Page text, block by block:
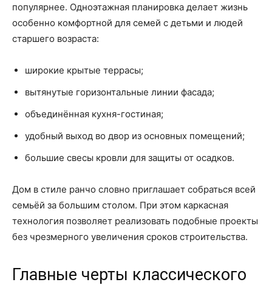
популярнее. Одноэтажная планировка делает жизнь
особенно комфортной для семей с детьми и людей
старшего возраста:
широкие крытые террасы;
вытянутые горизонтальные линии фасада;
объединённая кухня-гостиная;
удобный выход во двор из основных помещений;
большие свесы кровли для защиты от осадков.
Дом в стиле ранчо словно приглашает собраться всей
семьёй за большим столом. При этом каркасная
технология позволяет реализовать подобные проекты
без чрезмерного увеличения сроков строительства.
Главные черты классического